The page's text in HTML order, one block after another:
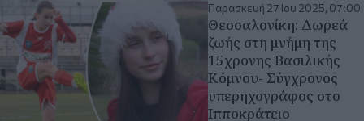
Παρασκευή 27 Ιου 2025, 07:00
Θεσσαλονίκη: Δωρεά
ζωής στη μνήμη της
15χρονης Βασιλικής
Κόμνου- Σύγχρονος
υπερηχογράφος στο
Ιπποκράτειο